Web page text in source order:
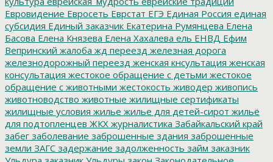
Евровидение Евросеть Еврстат ЕГЭ Единая Россия единая
субсидия Единый заказчик Екатерина Румянцева Елена
Басова Елена Князева Елена Хахалева ель ЕНВД Ефим
Вепринский жалоба жд переезд железная дорога
железнодорожный переезд женская кнсультация женская
консультация жестокое обращение с детьми жестокое
обращение с животными жестокость живодер живопись
животноводство животные жилищные сертификаты
жилищные условия жилье жилье для детей-сирот жильё
для подтопленцев ЖКХ журналистика Забайкальский край
забег заболевание заброшенные здания заброшенные
земли ЗАГС задержание задолженность займ заказник